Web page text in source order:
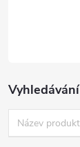
Vyhledávání